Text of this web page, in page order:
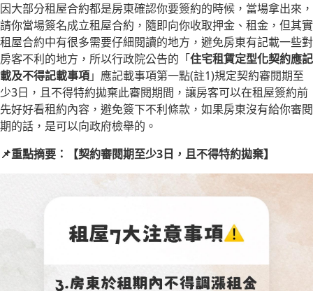
因大部分租屋合約都是房東確認你要簽約的時候，當場拿出來，
請你當場簽名成立租屋合約，隨即向你收取押金、租金，但其實
租屋合約中有很多需要仔細閱讀的地方，避免房東有記載一些對
房客不利的地方，所以行政院公告的「住宅租賃定型化契約應記
載及不得記載事項」應記載事項第一點(註1)規定契約審閱期至
少3日，且不得特約拋棄此審閱期間，讓房客可以在租屋簽約前
先好好看租約內容，避免簽下不利條款，如果房東沒有給你審閱
期的話，是可以向政府檢舉的。
📌重點摘要：【契約審閱期至少3日，且不得特約拋棄】